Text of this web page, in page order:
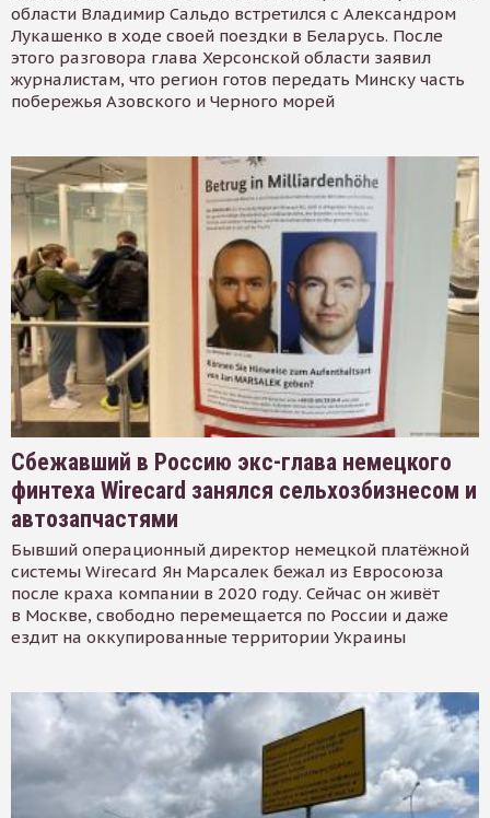
области Владимир Сальдо встретился с Александром
Лукашенко в ходе своей поездки в Беларусь. После
этого разговора глава Херсонской области заявил
журналистам, что регион готов передать Минску часть
побережья Азовского и Черного морей
Сбежавший в Россию экс-глава немецкого
финтеха Wirecard занялся сельхозбизнесом и
автозапчастями
Бывший операционный директор немецкой платёжной
системы Wirecard Ян Марсалек бежал из Евросоюза
после краха компании в 2020 году. Сейчас он живёт
в Москве, свободно перемещается по России и даже
ездит на оккупированные территории Украины